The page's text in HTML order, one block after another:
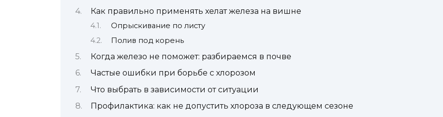
Как правильно применять хелат железа на вишне
Опрыскивание по листу
Полив под корень
Когда железо не поможет: разбираемся в почве
Частые ошибки при борьбе с хлорозом
Что выбрать в зависимости от ситуации
Профилактика: как не допустить хлороза в следующем сезоне